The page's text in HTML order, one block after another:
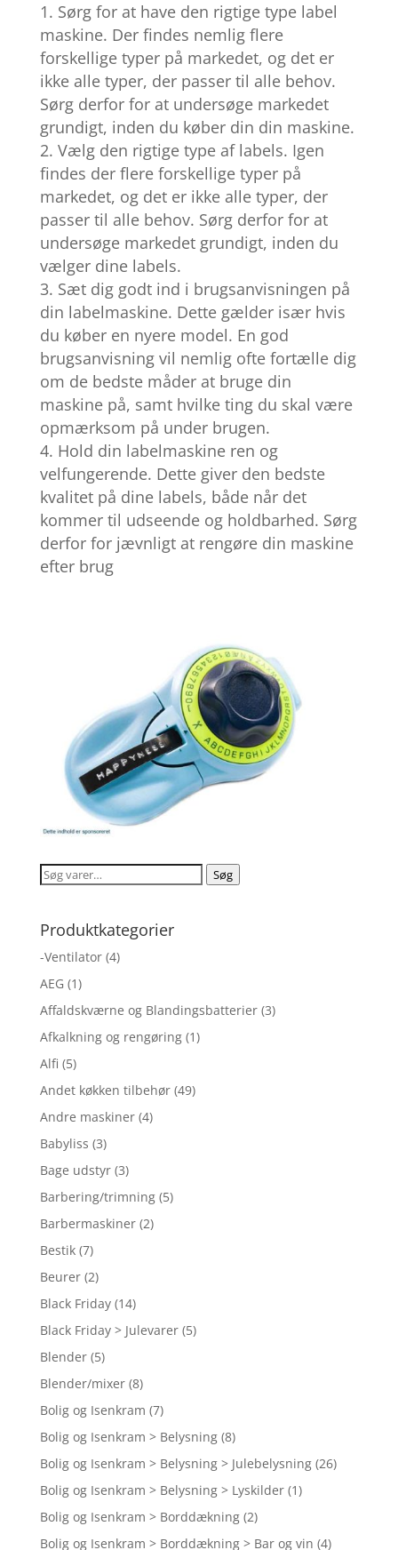
Sørg for at have den rigtige type label
maskine. Der findes nemlig flere
forskellige typer på markedet, og det er
ikke alle typer, der passer til alle behov.
Sørg derfor for at undersøge markedet
grundigt, inden du køber din din maskine.
Vælg den rigtige type af labels. Igen
findes der flere forskellige typer på
markedet, og det er ikke alle typer, der
passer til alle behov. Sørg derfor for at
undersøge markedet grundigt, inden du
vælger dine labels.
Sæt dig godt ind i brugsanvisningen på
din labelmaskine. Dette gælder især hvis
du køber en nyere model. En god
brugsanvisning vil nemlig ofte fortælle dig
om de bedste måder at bruge din
maskine på, samt hvilke ting du skal være
opmærksom på under brugen.
Hold din labelmaskine ren og
velfungerende. Dette giver den bedste
kvalitet på dine labels, både når det
kommer til udseende og holdbarhed. Sørg
derfor for jævnligt at rengøre din maskine
efter brug
Søg
Søg
Produktkategorier
-Ventilator (4)
AEG (1)
Affaldskværne og Blandingsbatterier (3)
Afkalkning og rengøring (1)
Alfi (5)
Andet køkken tilbehør (49)
Andre maskiner (4)
Babyliss (3)
Bage udstyr (3)
Barbering/trimning (5)
Barbermaskiner (2)
Bestik (7)
Beurer (2)
Black Friday (14)
Black Friday > Julevarer (5)
Blender (5)
Blender/mixer (8)
Bolig og Isenkram (7)
Bolig og Isenkram > Belysning (8)
Bolig og Isenkram > Belysning > Julebelysning (26)
Bolig og Isenkram > Belysning > Lyskilder (1)
Bolig og Isenkram > Borddækning (2)
Bolig og Isenkram > Borddækning > Bar og vin (4)